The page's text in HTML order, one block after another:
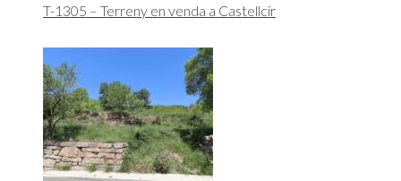
T-1305 – Terreny en venda a Castellcir